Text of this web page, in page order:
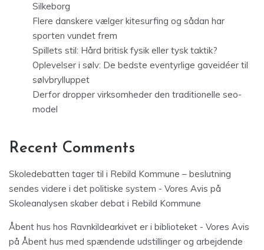
Silkeborg
Flere danskere vælger kitesurfing og sådan har
sporten vundet frem
Spillets stil: Hård britisk fysik eller tysk taktik?
Oplevelser i sølv: De bedste eventyrlige gaveidéer til
sølvbrylluppet
Derfor dropper virksomheder den traditionelle seo-
model
Recent Comments
Skoledebatten tager til i Rebild Kommune – beslutning
sendes videre i det politiske system - Vores Avis på
Skoleanalysen skaber debat i Rebild Kommune
Åbent hus hos Ravnkildearkivet er i biblioteket - Vores Avis
på Åbent hus med spændende udstillinger og arbejdende